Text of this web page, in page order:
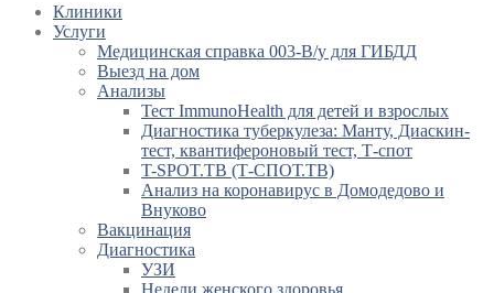
Клиники
Услуги
Медицинская справка 003-В/у для ГИБДД
Выезд на дом
Анализы
Тест ImmunoHealth для детей и взрослых
Диагностика туберкулеза: Манту, Диаскин-
тест, квантифероновый тест, Т-спот
T-SPOT.TB (Т-СПОТ.ТВ)
Анализ на коронавирус в Домодедово и
Внуково
Вакцинация
Диагностика
УЗИ
Недели женского здоровья